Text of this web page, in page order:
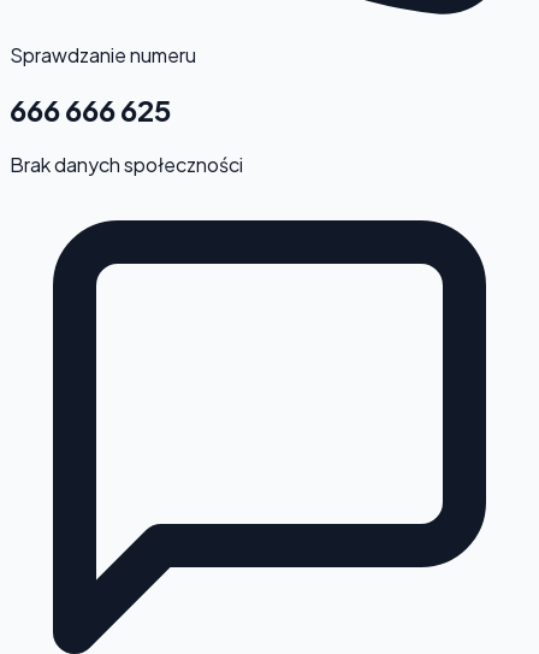
Sprawdzanie numeru
666 666 625
Brak danych społeczności